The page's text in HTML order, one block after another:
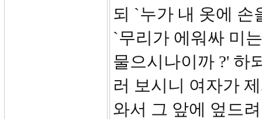
되 `누가 내 옷에 손
`무리가 에워싸 미
물으시나이까 ?' 하
러 보시니 여자가
와서 그 앞에 엎드